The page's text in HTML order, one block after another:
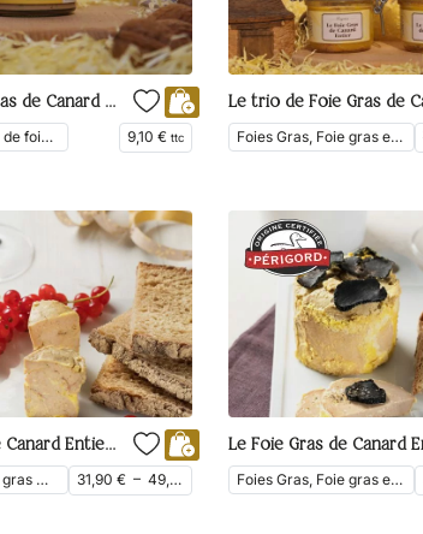
Bloc de Foie Gras de Canard du Périgord au Poivre de Voatsiperifery
Foies Gras, Bloc de foie gras, En Vedette 9,10 € ttc Foies Gras, Foie gras entier, Épicerie fine, Les Coffrets, Foie Gras de Canard, En Vedette
Le Foie Gras de Canard Entier du Périgord Mi-Cuit
Foies Gras, Foie gras mi-cuit, Foie gras entier, Foie Gras de Canard 31,90 € – 49,90 Foies Gras, Foie gras entier, Foie Gras de Canard